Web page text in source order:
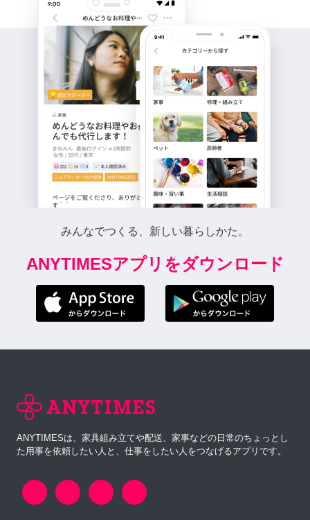
みんなでつくる、新しい暮らしかた。
ANYTIMESアプリをダウンロード
ANYTIMESは、家具組み立てや配送、家事などの日常のちょっとし
た用事を依頼したい人と、仕事をしたい人をつなげるアプリです。